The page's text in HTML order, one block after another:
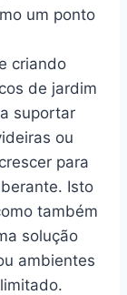
um ponto
criando
de jardim
suportar
ou
para
Isto
também
solução
ambientes